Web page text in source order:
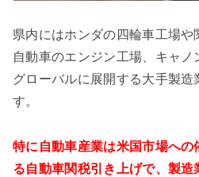
県内にはホンダの四輪車工場
自動車のエンジン工場、キャノ
グローバルに展開する大手製造
す。
特に自動車産業は米国市場への
る自動車関税引き上げで、製